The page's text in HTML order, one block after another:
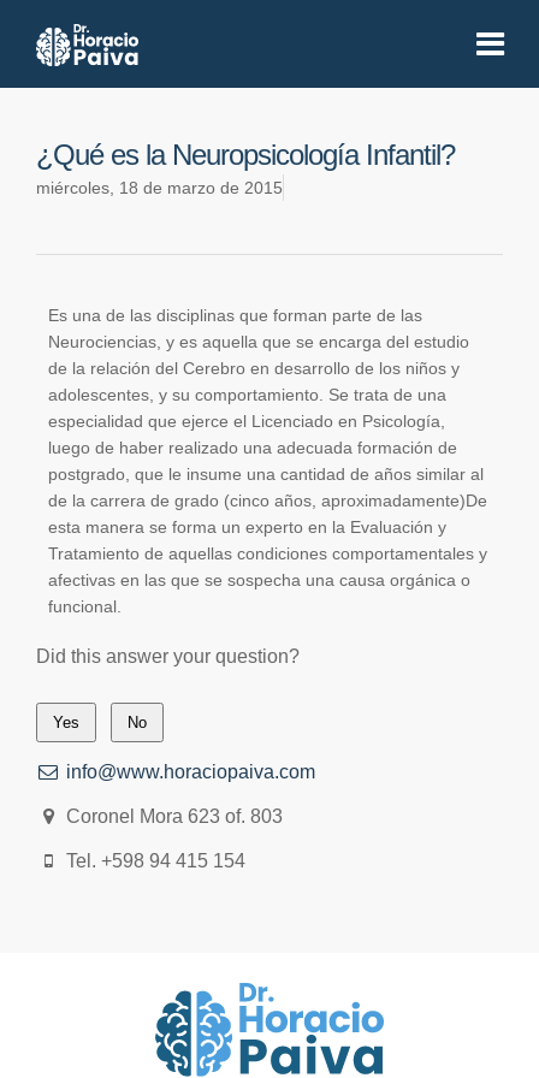
¿Qué es la Neuropsicología Infantil?
miércoles, 18 de marzo de 2015
Es una de las disciplinas que forman parte de las
Neurociencias, y es aquella que se encarga del estudio
de la relación del Cerebro en desarrollo de los niños y
adolescentes, y su comportamiento. Se trata de una
especialidad que ejerce el Licenciado en Psicología,
luego de haber realizado una adecuada formación de
postgrado, que le insume una cantidad de años similar al
de la carrera de grado (cinco años, aproximadamente)De
esta manera se forma un experto en la Evaluación y
Tratamiento de aquellas condiciones comportamentales y
afectivas en las que se sospecha una causa orgánica o
funcional.
Did this answer your question?
Yes No
info@www.horaciopaiva.com
Coronel Mora 623 of. 803
Tel. +598 94 415 154